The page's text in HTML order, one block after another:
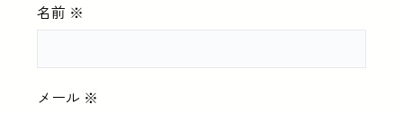
名前 ※
メール ※